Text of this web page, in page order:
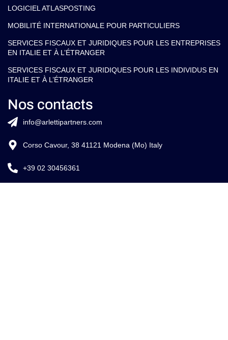
LOGICIEL ATLASPOSTING
MOBILITÉ INTERNATIONALE POUR PARTICULIERS
SERVICES FISCAUX ET JURIDIQUES POUR LES ENTREPRISES
EN ITALIE ET À L’ÉTRANGER
SERVICES FISCAUX ET JURIDIQUES POUR LES INDIVIDUS EN
ITALIE ET À L’ÉTRANGER
Nos contacts
info@arlettipartners.com
Corso Cavour, 38 41121 Modena (Mo) Italy
+39 02 30456361